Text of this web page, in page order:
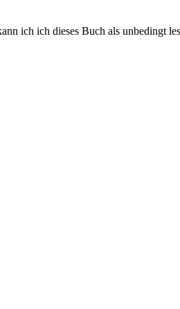
ich ich dieses Buch als unbedingt